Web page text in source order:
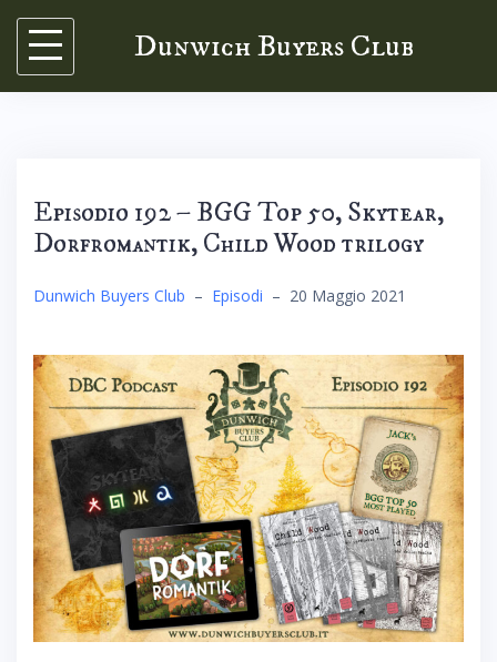
Skip
content
Dunwich Buyers Club
Episodio 192 – BGG Top 50, Skytear,
Dorfromantik, Child Wood trilogy
Dunwich Buyers Club – Episodi – 20 Maggio 2021